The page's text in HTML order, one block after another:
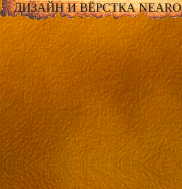
ДИЗАЙН И ВЁРСТКА NEARO